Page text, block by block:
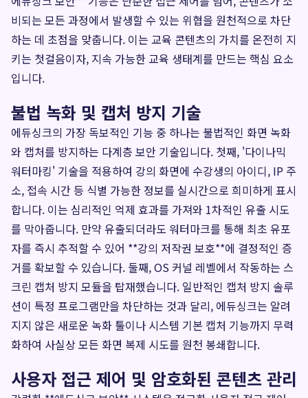
비되는 모든 과정에서 발생할 수 있는 위협을 원천적으로 차단
하는 데 초점을 맞춥니다. 이는 교육 콘텐츠의 가치를 온전히 지
키는 첫걸음이자, 지속 가능한 교육 생태계를 만드는 핵심 요소
입니다.
불법 녹화 및 캡처 방지 기술
에듀싱크의 가장 독보적인 기능 중 하나는 불법적인 화면 녹화
와 캡처를 방지하는 다계층 보안 기술입니다. 첫째, '다이나믹
워터마킹' 기술을 적용하여 강의 화면에 수강생의 아이디, IP 주
소, 접속 시간 등 식별 가능한 정보를 실시간으로 희미하게 표시
합니다. 이는 심리적인 억제 효과를 가져와 1차적인 유출 시도
를 막아줍니다. 만약 유출되더라도 워터마크를 통해 최초 유포
자를 즉시 추적할 수 있어 **강의 저작권 보호**에 결정적인 증
거를 확보할 수 있습니다. 둘째, OS 커널 레벨에서 작동하는 스
크린 캡처 방지 모듈을 탑재했습니다. 일반적인 캡처 방지 솔루
션이 특정 프로그램만을 차단하는 것과 달리, 에듀싱크는 알려
지지 않은 새로운 녹화 툴이나 시스템 기본 캡처 기능까지 무력
화하여 사실상 모든 화면 복제 시도를 원천 봉쇄합니다.
사용자 접근 제어 및 암호화된 콘텐츠 관리